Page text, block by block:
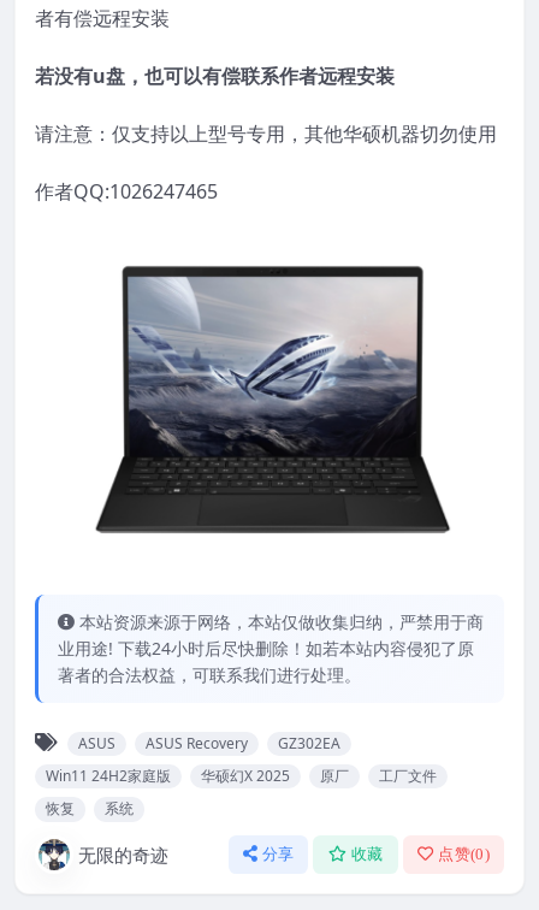
者有偿远程安装
若没有u盘，也可以有偿联系作者远程安装
请注意：仅支持以上型号专用，其他华硕机器切勿使用
作者QQ:1026247465
本站资源来源于网络，本站仅做收集归纳，严禁用于商
业用途! 下载24小时后尽快删除！如若本站内容侵犯了原
著者的合法权益，可联系我们进行处理。
ASUS ASUS Recovery
GZ302EA
Win11 24H2家庭版
华硕幻X 2025 原厂
工厂文件
恢复
系统
无限的奇迹 分享 收藏 点赞(0)